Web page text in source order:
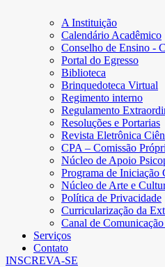
A Instituição
Calendário Acadêmico
Conselho de Ensino -
Portal do Egresso
Biblioteca
Brinquedoteca Virtual
Regimento interno
Regulamento
Resoluções e Portarias
Revista Eletrônica
CPA – Comissão
Núcleo de Apoio
Programa de Iniciação
Núcleo de Arte e
Política de Privacidade
Curricularização da
Canal de
Serviços
Contato
INSCREVA-SE